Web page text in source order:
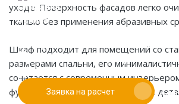
уходе. Поверхность фасадов легко
тканью без применения абразивных
Шкаф подходит для помещений со
размерами спальни, его
сочетается с современным
функциональность без излишних
Если у вас есть эскиз то вы можете
нам для предварительной оценки
Заявка на расчет
При заказе от двух
действует скидка до 10%
Работаем только по индивидуальным